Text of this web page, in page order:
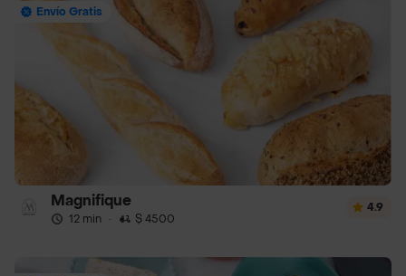
Envío Gratis
Magnifique
12 min · $ 4500
4.9